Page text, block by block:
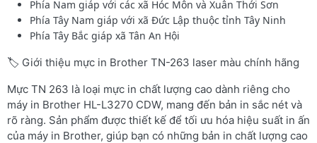
Phía Nam giáp với các xã Hóc Môn và Xuân Thới Sơn
Phía Tây Nam giáp với xã Đức Lập thuộc tỉnh Tây Ninh
Phía Tây Bắc giáp xã Tân An Hội
🏷️ Giới thiệu mực in Brother TN-263 laser màu chính hãng
Mực TN 263 là loại mực in chất lượng cao dành riêng cho
máy in Brother HL-L3270 CDW, mang đến bản in sắc nét và
rõ ràng. Sản phẩm được thiết kế để tối ưu hóa hiệu suất in ấn
của máy in Brother, giúp bạn có những bản in chất lượng cao